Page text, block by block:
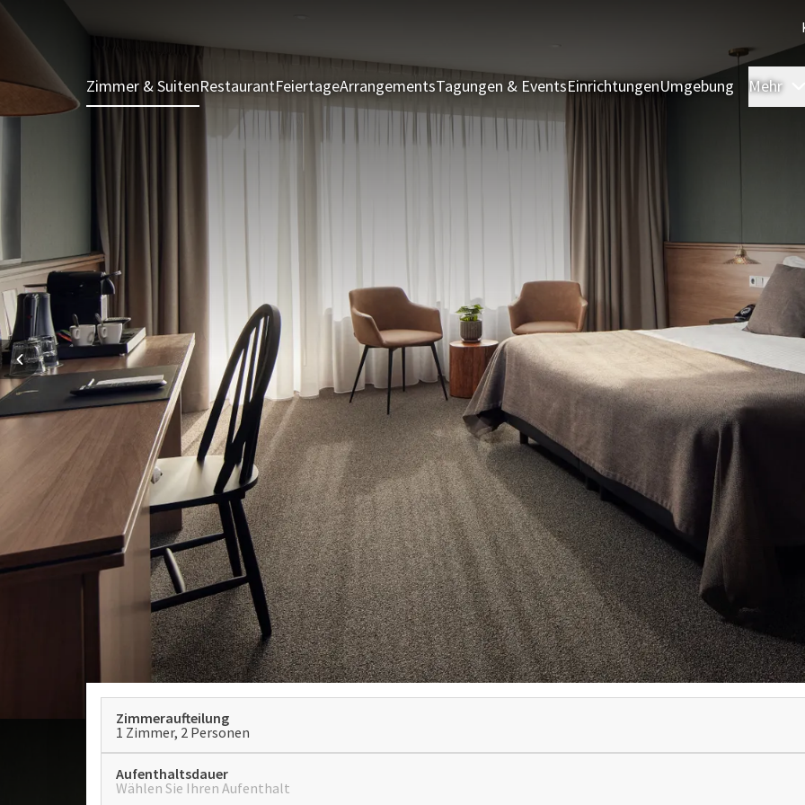
Zimmer & SuitenRestaurantFeiertageArrangementsTagungen & EventsEinrichtungenUmgebung Mehr
Zimmeraufteilung
1 Zimmer, 2 Personen
Aufenthaltsdauer
Wählen Sie Ihren Aufenthalt